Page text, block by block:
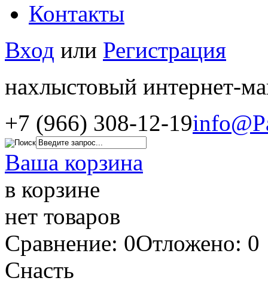
Контакты
Вход или Регистрация
нахлыстовый интернет-
+7 (966) 308-12-19
Ваша корзина
в корзине
нет товаров
Сравнение: 0Отложено: 0
Снасть